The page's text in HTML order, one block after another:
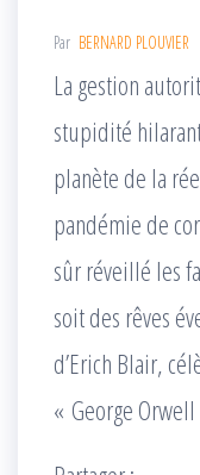
Par BERNARD PLOUVIER
La gestion
stupidité
planète de la
pandémie de
sûr réveillé les
soit des rêves
d’Erich Blair,
« George